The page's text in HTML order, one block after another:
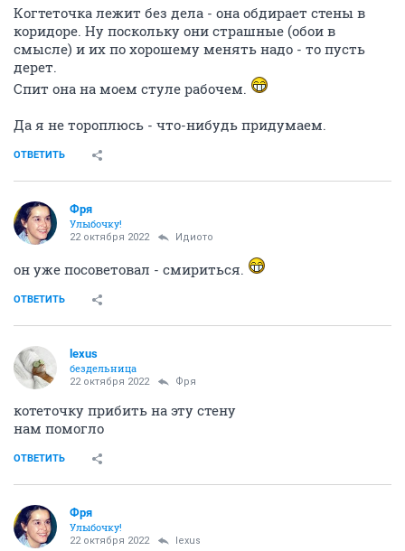
Когтеточка лежит без дела - она обдирает стены в
коридоре. Ну поскольку они страшные (обои в
смысле) и их по хорошему менять надо - то пусть
дерет.
Спит она на моем стуле рабочем.
Да я не тороплюсь - что-нибудь придумаем.
ОТВЕТИТЬ
Фря
Улыбочку!
22 октября 2022 Идиото
он уже посоветовал - смириться.
ОТВЕТИТЬ
lexus
бездельница
22 октября 2022 Фря
котеточку прибить на эту стену
нам помогло
ОТВЕТИТЬ
Фря
Улыбочку!
22 октября 2022 lexus